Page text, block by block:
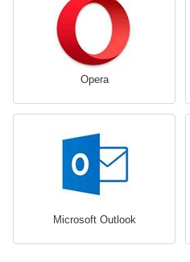
Opera
Microsoft Outlook